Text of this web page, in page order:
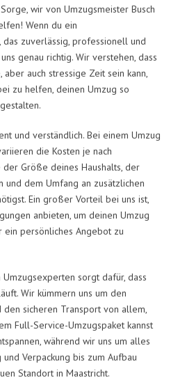
wir von Umzugsmeister Busch
Wenn du ein
das zuverlässig, professionell und
genau richtig. Wir verstehen, dass
auch stressige Zeit sein kann,
zu helfen, deinen Umzug so
und verständlich. Bei einem Umzug
die Kosten je nach
Größe deines Haushalts, der
und dem Umfang an zusätzlichen
Ein großer Vorteil bei uns ist,
anbieten, um deinen Umzug
persönliches Angebot zu
sorgt dafür, dass
Wir kümmern uns um den
sicheren Transport von allem,
Full-Service-Umzugspaket kannst
während wir uns um alles
Verpackung bis zum Aufbau
Standort in Maastricht.